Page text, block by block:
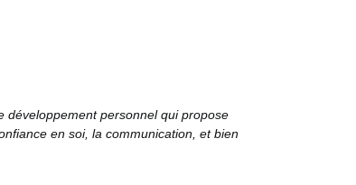
développement personnel qui propose
en soi, la communication, et bien